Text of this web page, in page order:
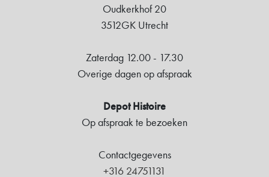
Oudkerkhof 20
3512GK Utrecht
Zaterdag 12.00 - 17.30
Overige dagen op afspraak
Depot Histoire
Op afspraak te bezoeken
Contactgegevens
+316 24751131